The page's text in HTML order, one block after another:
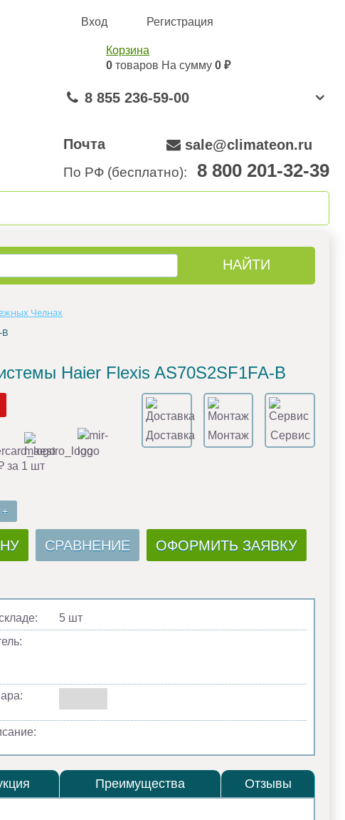
Вход Регистрация
Корзина
0 товаров На сумму 0 ₽
8 855 236-59-00
Почта sale@climateon.ru
По РФ (бесплатно): 8 800 201-32-39
Челнах
Haier Flexis AS70S2SF1FA-B
Доставка Монтаж Сервис
за 1 шт
+
СРАВНЕНИЕ ОФОРМИТЬ ЗАЯВКУ
5 шт
Преимущества Отзывы